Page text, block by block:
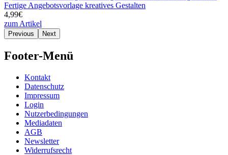
Fertige Angebotsvorlage kreatives Gestalten
4,99€
zum Artikel
Previous Next
Footer-Menü
Kontakt
Datenschutz
Impressum
Login
Nutzerbedingungen
Mediadaten
AGB
Newsletter
Widerrufsrecht